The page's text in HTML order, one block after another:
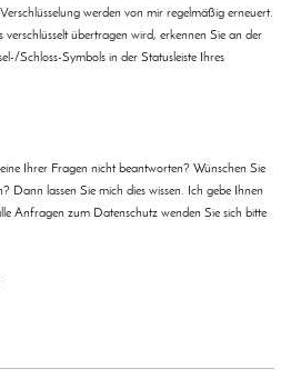
werden von mir regelmäßig erneuert.
verschlüsselt übertragen wird, erkennen Sie an der
Schloss-Symbols in der Statusleiste Ihres
Ihrer Fragen nicht beantworten? Wünschen Sie
Dann lassen Sie mich dies wissen. Ich gebe Ihnen
Anfragen zum Datenschutz wenden Sie sich bitte